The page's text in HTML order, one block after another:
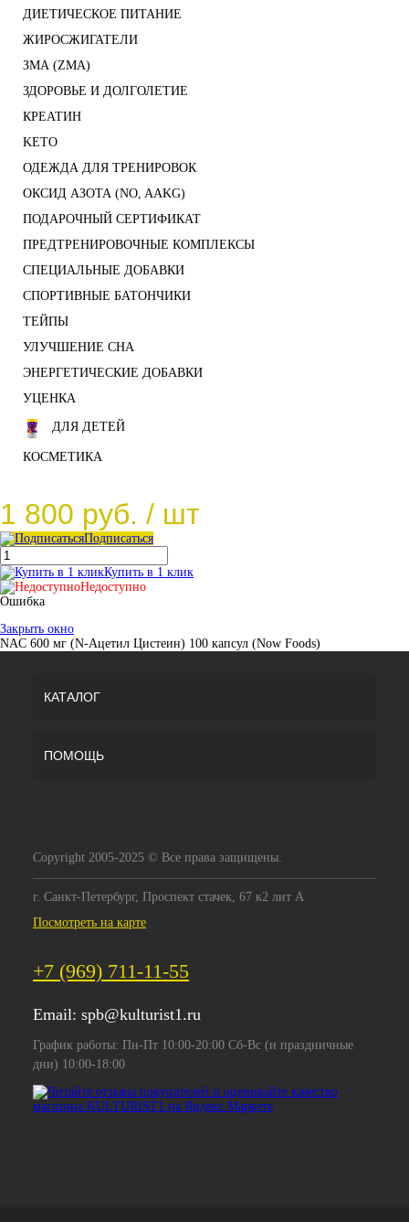
ДИЕТИЧЕСКОЕ ПИТАНИЕ
ЖИРОСЖИГАТЕЛИ
ЗМА (ZMA)
ЗДОРОВЬЕ И ДОЛГОЛЕТИЕ
КРЕАТИН
KETO
ОДЕЖДА ДЛЯ ТРЕНИРОВОК
ОКСИД АЗОТА (NO, AAKG)
ПОДАРОЧНЫЙ СЕРТИФИКАТ
ПРЕДТРЕНИРОВОЧНЫЕ КОМПЛЕКСЫ
СПЕЦИАЛЬНЫЕ ДОБАВКИ
СПОРТИВНЫЕ БАТОНЧИКИ
ТЕЙПЫ
УЛУЧШЕНИЕ СНА
ЭНЕРГЕТИЧЕСКИЕ ДОБАВКИ
УЦЕНКА
ДЛЯ ДЕТЕЙ
КОСМЕТИКА
1 800 руб. / шт
Подписаться
Купить в 1 клик
Недоступно
Ошибка
Закрыть окно
NAC 600 мг (N-Ацетил Цистеин) 100 капсул (Now Foods)
КАТАЛОГ
ПОМОЩЬ
Copyright 2005-2025 © Все права защищены.
г. Санкт-Петербург, Проспект стачек, 67 к2 лит А
Посмотреть на карте
+7 (969) 711-11-55
Email: spb@kulturist1.ru
График работы: Пн-Пт 10:00-20:00 Сб-Вс (и праздничные
дни) 10:00-18:00